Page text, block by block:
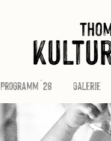
Programm ´26 Galerie